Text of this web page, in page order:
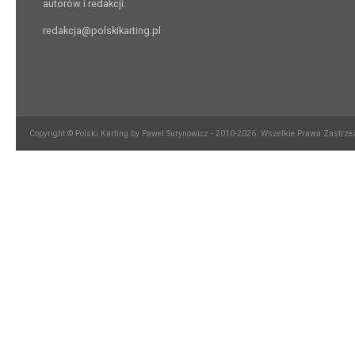
autorów i redakcji.
redakcja@polskikarting.pl
Copyright © Polski Karting by Pawel Surynowicz - 2010-2026. Wszelkie Prawa